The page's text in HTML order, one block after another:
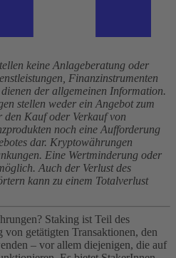
keine Anlageberatung oder
Finanzinstrumenten
der allgemeinen Information.
stellen weder ein Angebot zum
den Kauf oder Verkauf von
noch eine Aufforderung
dar. Kryptowährungen
Eine Wertminderung oder
Auch der Verlust des
kann zu einem Totalverlust
Staking ist Teil des
getätigten Transaktionen, den
– vor allem diejenigen, die auf